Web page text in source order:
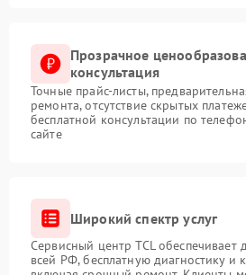
Прозрачное
консультация
Точные прайс-листы,
ремонта, отсутствие скрытых
бесплатной консультации по
сайте
Широкий спектр услуг
Сервисный центр TCL обеспечивает
всей РФ, бесплатную диагностику и